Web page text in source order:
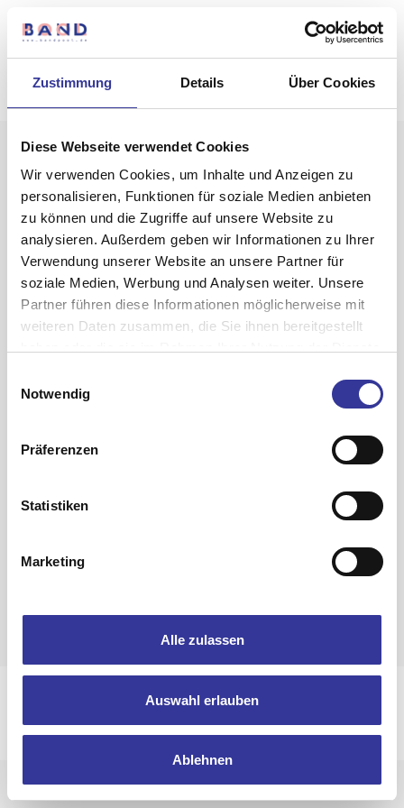
Zustimmung Details Über Cookies
Diese Webseite verwendet Cookies
Wir verwenden Cookies, um Inhalte und Anzeigen zu
personalisieren, Funktionen für soziale Medien anbieten
zu können und die Zugriffe auf unsere Website zu
analysieren. Außerdem geben wir Informationen zu Ihrer
Verwendung unserer Website an unsere Partner für
soziale Medien, Werbung und Analysen weiter. Unsere
Partner führen diese Informationen möglicherweise mit
weiteren Daten zusammen, die Sie ihnen bereitgestellt
Datenschutzerklärung
Notwendig
Präferenzen
Statistiken
Marketing
Alle zulassen
Auswahl erlauben
Ablehnen
The
Astronaut’s
Eye
© 2025 Bandpool by Popakademie Baden-Württemberg